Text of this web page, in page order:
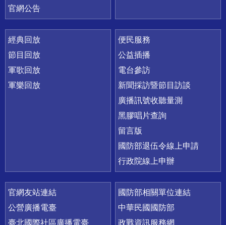
官網公告
經典回放
節目回放
軍歌回放
軍樂回放
便民服務
公益插播
電台參訪
新聞採訪暨節目訪談
廣播訊號收聽量測
黑膠唱片查詢
留言版
國防部退伍令線上申請
行政院線上申辦
官網友站連結
公營廣播電臺
臺北國際社區廣播電臺
國防部相關單位連結
中華民國國防部
政戰資訊服務網